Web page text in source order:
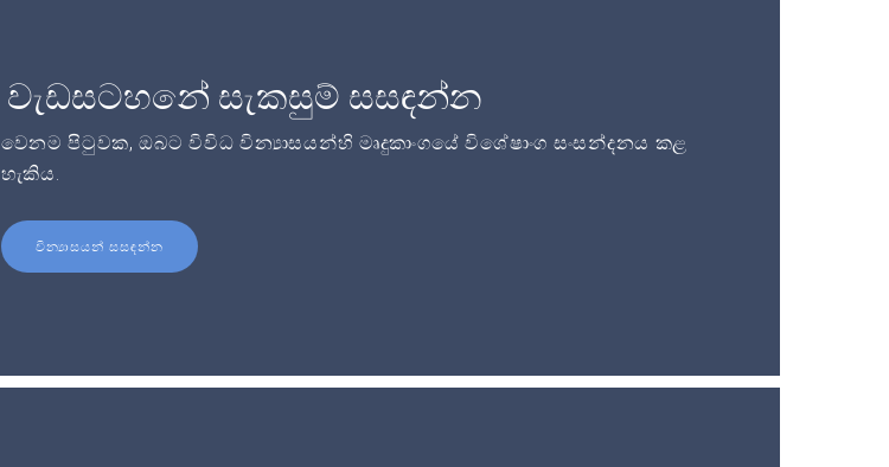
වැඩසටහනේ සැකසුම් සසඳන්න
වෙනම පිටුවක, ඔබට විවිධ වින්‍යාසයන්හි මෘදුකාංගයේ විශේෂාංග සංසන්දනය කළ
හැකිය.
වින්‍යාසයන් සසඳන්න